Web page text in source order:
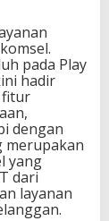
pada Play
hadir
fitur
dengan
merupakan
yang
dari
layanan